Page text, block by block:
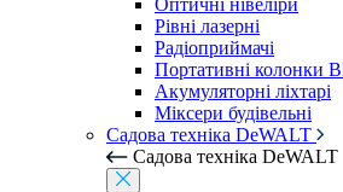
Оптичні нівеліри
Рівні лазерні
Радіоприймачі
Портативні колонки
Акумуляторні ліхтарі
Міксери будівельні
Садова техніка DeWALT
Садова техніка DeWALT